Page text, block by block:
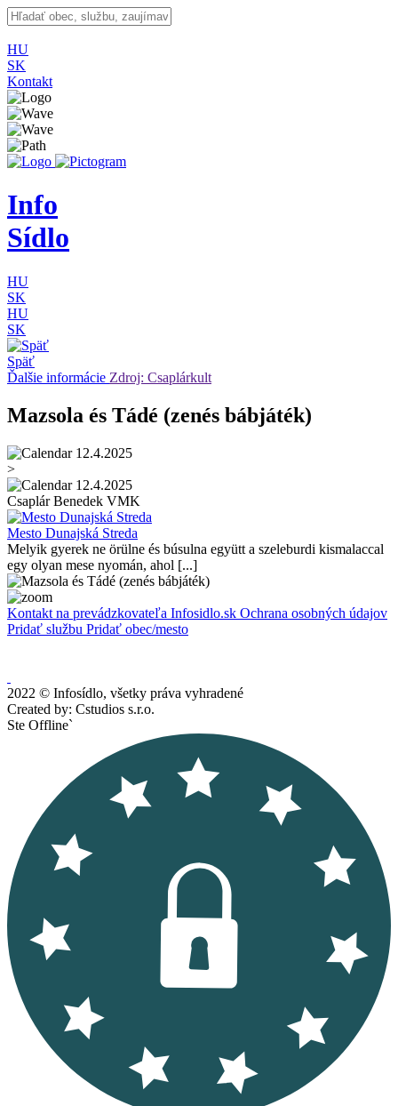
HU
SK
Kontakt
Info
Sídlo
HU
SK
HU
SK
Späť
Ďalšie informácie Zdroj: Csaplárkult
Mazsola és Tádé (zenés bábjáték)
12.4.2025
>
12.4.2025
Csaplár Benedek VMK
Mesto Dunajská Streda
Melyik gyerek ne örülne és búsulna együtt a szeleburdi kismalaccal
egy olyan mese nyomán, ahol [...]
Kontakt na prevádzkovateľa Infosidlo.sk Ochrana osobných údajov
Pridať službu Pridať obec/mesto
2022 © Infosídlo, všetky práva vyhradené
Created by: Cstudios s.r.o.
Ste Offline`